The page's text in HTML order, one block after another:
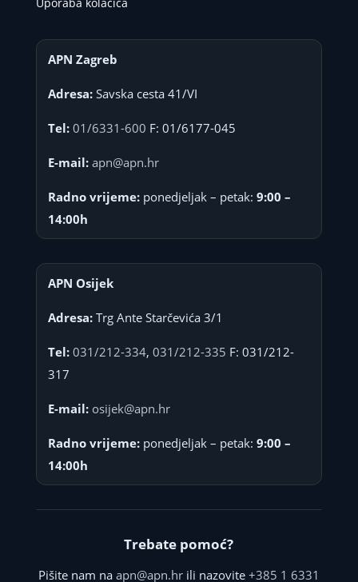
APN Zagreb
Adresa:Savska cesta 41/VI
Tel: 01/6331-600 F: 01/6177-045
E-mail: apn@apn.hr
Radno vrijeme:ponedjeljak – petak: 9:00 –
14:00h
APN Osijek
Adresa:Trg Ante Starčevića 3/1
Tel: 031/212-334, 031/212-335 F: 031/212-
317
E-mail: osijek@apn.hr
Radno vrijeme:ponedjeljak – petak: 9:00 –
14:00h
Trebate pomoć?
Pišite nam na apn@apn.hrili nazovite +385 1 6331